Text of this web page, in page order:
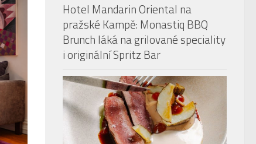
Hotel Mandarin Oriental na
pražské Kampě: Monastiq BBQ
Brunch láká na grilované speciality
i originální Spritz Bar